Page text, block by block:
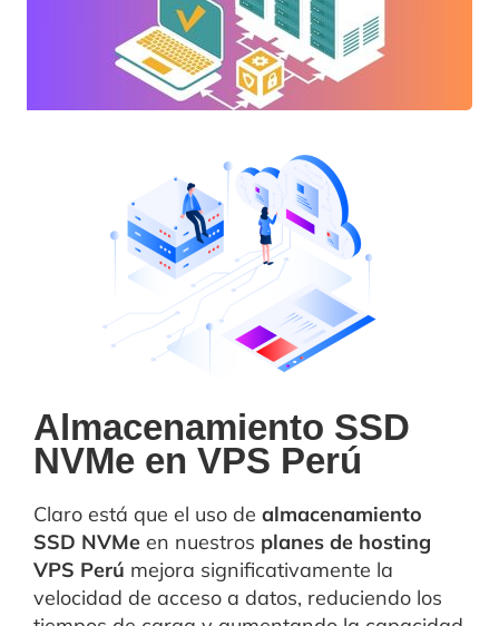
Almacenamiento SSD
NVMe en VPS Perú
Claro está que el uso de almacenamiento
SSD NVMe en nuestros planes de hosting
VPS Perú mejora significativamente la
velocidad de acceso a datos, reduciendo los